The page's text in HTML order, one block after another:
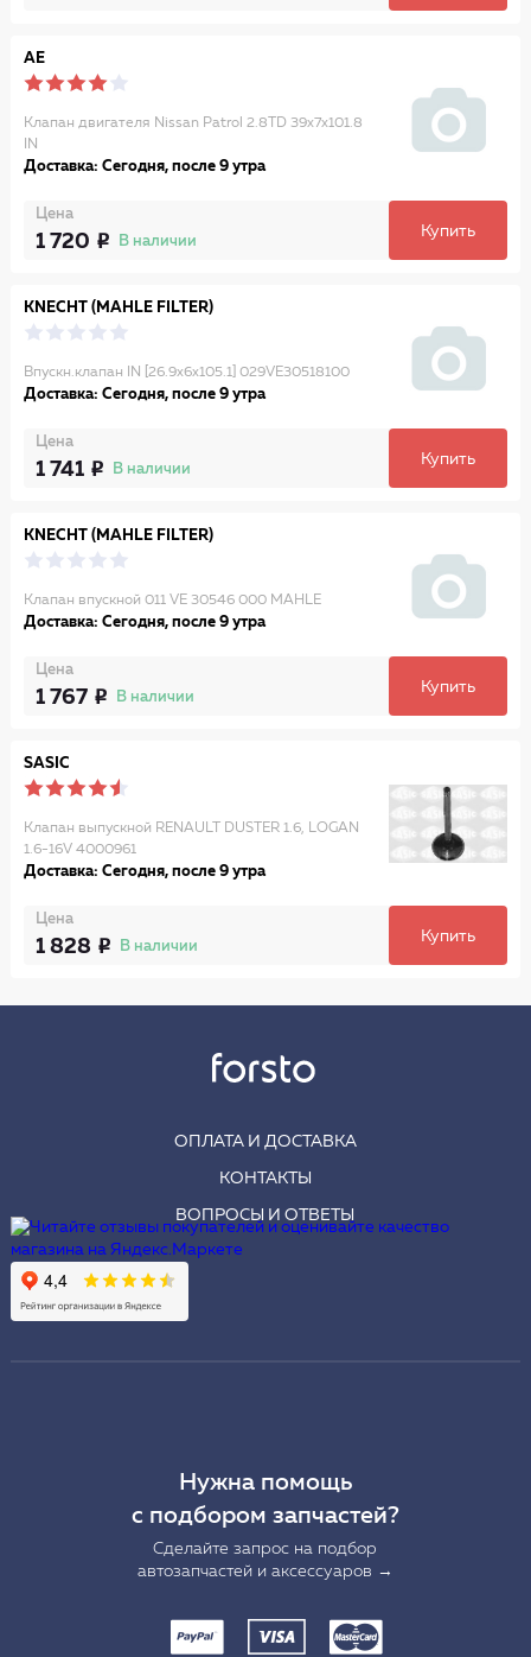
AE
Клапан двигателя Nissan Patrol 2.8TD 39x7x101.8
IN
Доставка: Сегодня, после 9 утра
Цена
1 720 В наличии
Купить
KNECHT (MAHLE FILTER)
Впускн.клапан IN [26.9x6x105.1] 029VE30518100
Доставка: Сегодня, после 9 утра
Цена
1 741 В наличии
Купить
KNECHT (MAHLE FILTER)
Клапан впускной 011 VE 30546 000 MAHLE
Доставка: Сегодня, после 9 утра
Цена
1 767 В наличии
Купить
SASIC
Клапан выпускной RENAULT DUSTER 1.6, LOGAN
1.6-16V 4000961
Доставка: Сегодня, после 9 утра
Цена
1 828 В наличии
Купить
ОПЛАТА И ДОСТАВКА
КОНТАКТЫ
ВОПРОСЫ И ОТВЕТЫ
Нужна помощь
с подбором запчастей?
Сделайте запрос на подбор
автозапчастей и аксессуаров →